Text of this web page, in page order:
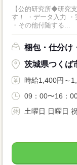
【公的研究所◆研究
す！ ・データ入力
・その他付随する...
梱包・仕分け
茨城県つくば
時給1,400円～
09：00〜16：
土曜日 日曜日